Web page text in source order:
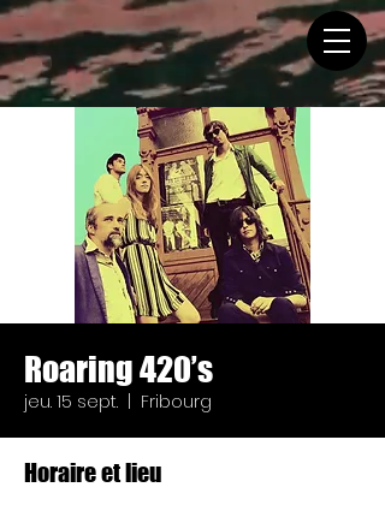
Roaring 420’s
jeu. 15 sept. Fribourg
Horaire et lieu